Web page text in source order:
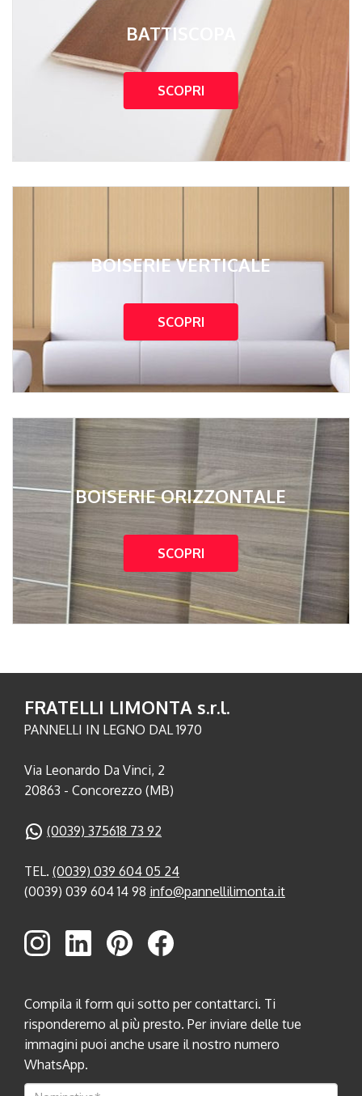
BATTISCOPA
SCOPRI
BOISERIE VERTICALE
SCOPRI
BOISERIE ORIZZONTALE
SCOPRI
FRATELLI LIMONTA s.r.l.
PANNELLI IN LEGNO DAL 1970
Via Leonardo Da Vinci, 2
20863 - Concorezzo (MB)
(0039) 375618 73 92
TEL. (0039) 039 604 05 24
(0039) 039 604 14 98 info@pannellilimonta.it
Compila il form qui sotto per contattarci. Ti
risponderemo al più presto. Per inviare delle tue
immagini puoi anche usare il nostro numero
WhatsApp.